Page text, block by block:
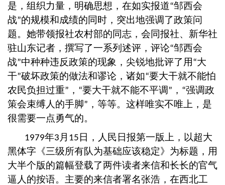
是，组织力量，明确思想，在如实报道“邹西会
战”的规模和成绩的同时，突出地强调了政策问
题。她带领报社农村部的同志，会同报社、新华社
驻山东记者，撰写了一系列述评，评论“邹西会
战”中种种违反政策的现象，尖锐地批评了用 “大
干”破坏政策的做法和谬论，诸如“要大干就不能怕
农民负担过重” ， “要大干就不能不平调 ” ， “强调政
策会束缚人的手脚” ，等等。这样唯实不唯上，是
很需要一点勇气的。
1979年3 月 15 日，人民日报第一版上，以超大
黑体字《三级所有队为基础应该稳定》为标题，用
大半个版的篇幅登载了两件读者来信和长长的官气
逼人的按语。主要的来信者署名张浩，在西北工